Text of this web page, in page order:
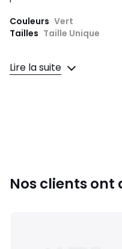
Couleurs Vert
Tailles Taille Unique
Lire la suite
Nos clients ont